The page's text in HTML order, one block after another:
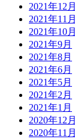
2021年12月
2021年11月
2021年10月
2021年9月
2021年8月
2021年6月
2021年5月
2021年2月
2021年1月
2020年12月
2020年11月